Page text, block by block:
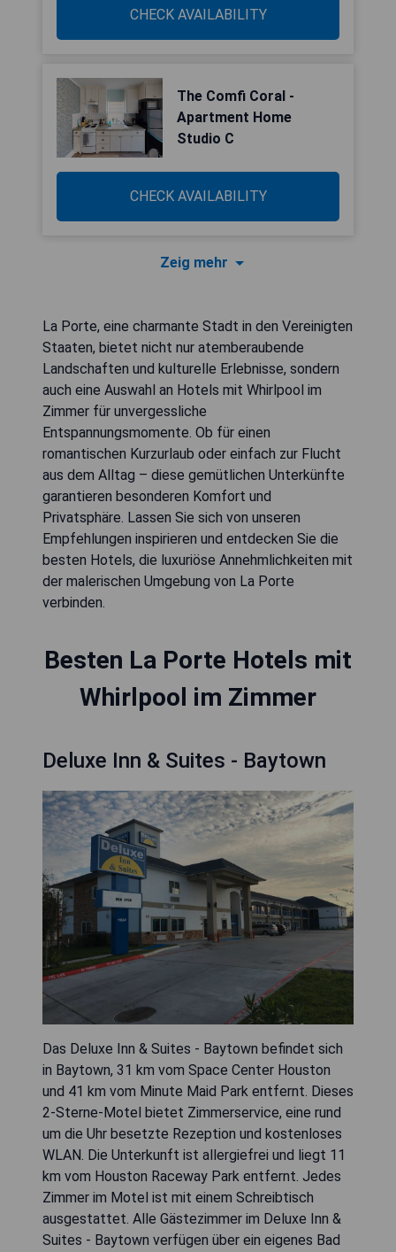
CHECK AVAILABILITY
The Comfi Coral -
Apartment Home
Studio C
CHECK AVAILABILITY
Zeig mehr
La Porte, eine charmante Stadt in den Vereinigten
Staaten, bietet nicht nur atemberaubende
Landschaften und kulturelle Erlebnisse, sondern
auch eine Auswahl an Hotels mit Whirlpool im
Zimmer für unvergessliche
Entspannungsmomente. Ob für einen
romantischen Kurzurlaub oder einfach zur Flucht
aus dem Alltag – diese gemütlichen Unterkünfte
garantieren besonderen Komfort und
Privatsphäre. Lassen Sie sich von unseren
Empfehlungen inspirieren und entdecken Sie die
besten Hotels, die luxuriöse Annehmlichkeiten mit
der malerischen Umgebung von La Porte
verbinden.
Besten La Porte Hotels mit
Whirlpool im Zimmer
Deluxe Inn & Suites - Baytown
Das Deluxe Inn & Suites - Baytown befindet sich
in Baytown, 31 km vom Space Center Houston
und 41 km vom Minute Maid Park entfernt. Dieses
2-Sterne-Motel bietet Zimmerservice, eine rund
um die Uhr besetzte Rezeption und kostenloses
WLAN. Die Unterkunft ist allergiefrei und liegt 11
km vom Houston Raceway Park entfernt. Jedes
Zimmer im Motel ist mit einem Schreibtisch
ausgestattet. Alle Gästezimmer im Deluxe Inn &
Suites - Baytown verfügen über ein eigenes Bad